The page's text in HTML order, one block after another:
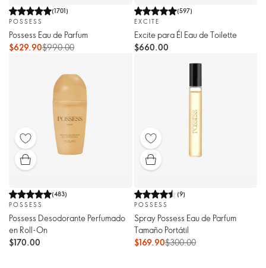
(1701)
POSSESS
Possess Eau de Parfum
$629.90$990.00
(597)
EXCITE
Excite para Él Eau de Toilette
$660.00
(483)
POSSESS
Possess Desodorante Perfumado
en Roll-On
$170.00
(9)
POSSESS
Spray Possess Eau de Parfum
Tamaño Portátil
$169.90$300.00